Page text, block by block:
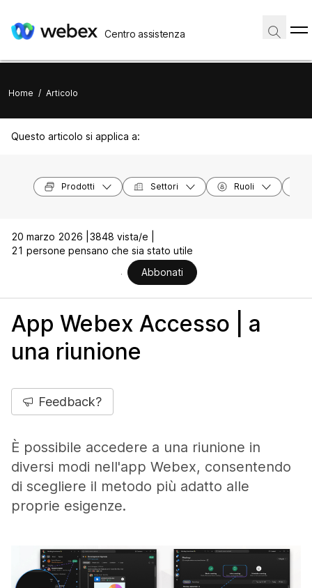
Centro assistenza
Home / Articolo
Questo articolo si applica a:
Prodotti Settori Ruoli
20 marzo 2026 | 3848 vista/e |
21 persone pensano che sia stato utile
Abbonati
App Webex Accesso | a
una riunione
Feedback?
È possibile accedere a una riunione in
diversi modi nell'app Webex, consentendo
di scegliere il metodo più adatto alle
proprie esigenze.